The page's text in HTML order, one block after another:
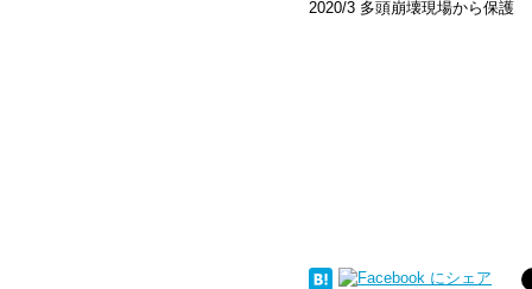
2020/3 多頭崩壊現場から保護